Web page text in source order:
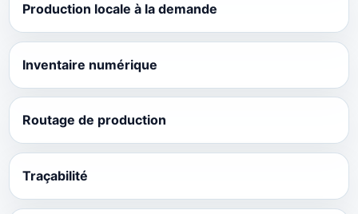
Production locale à la demande
Inventaire numérique
Routage de production
Traçabilité